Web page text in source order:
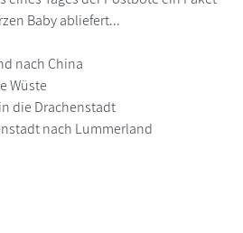
Baby abliefert...
nach China
Wüste
die Drachenstadt
nach Lummerland